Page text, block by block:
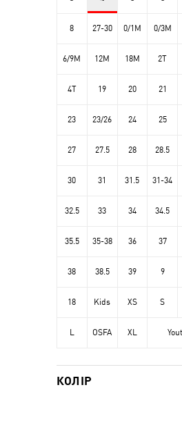
8 27-30 0/1M 0/3M
6/9M 12M 18M 2T
4T 19 20 21
23 23/26 24 25
27 27.5 28 28.5
30 31 31.5 31-34
32.5 33 34 34.5
35.5 35-38 36 37
38 38.5 39 9
18 Kids XS S
L OSFA XL
КОЛІР